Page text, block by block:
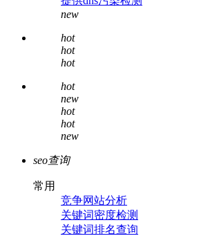
new
hot
hot
hot
hot
new
hot
hot
new
seo查询
常用
竞争网站分析
关键词密度检测
关键词排名查询